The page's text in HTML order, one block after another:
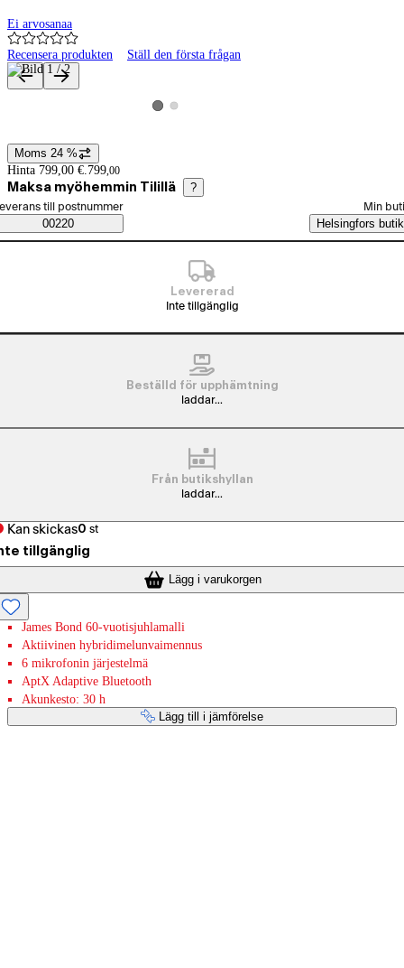
Ei arvosanaa
Recensera produkten Ställ den första frågan
Produktbilder och videor
Visa produktbild 1
Visa produktbild 2
Prisinformation
Moms 24 %
Hinta 799,00 €. 799,00
Maksa myöhemmin Tilillä ?
Saatavuustiedot
beställningssätt
till postnummer
00220
Min
Helsingfors butik
Levererad
Inte tillgänglig
Beställd för upphämtning
laddar...
Från butikshyllan
laddar...
Kan skickas0 st
tillgänglig
Lägg i varukorgen
James Bond 60-vuotisjuhlamalli
Aktiivinen hybridimelunvaimennus
6 mikrofonin järjestelmä
AptX Adaptive Bluetooth
Akunkesto: 30 h
Lägg till i jämförelse